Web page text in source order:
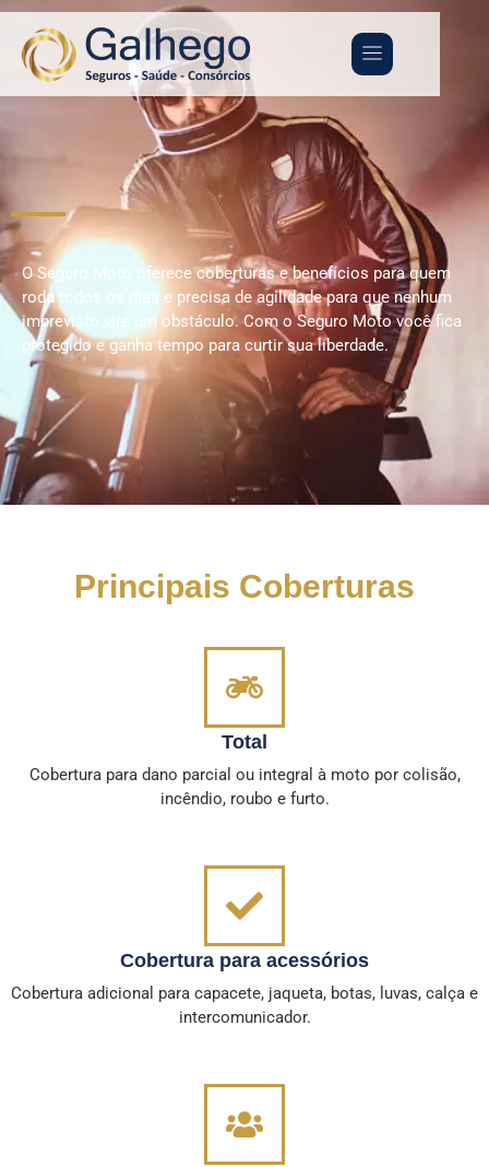
O Seguro Moto oferece coberturas e benefícios para quem
roda todos os dias e precisa de agilidade para que nenhum
imprevisto vire um obstáculo. Com o Seguro Moto você fica
protegido e ganha tempo para curtir sua liberdade.
Principais Coberturas
Total
Cobertura para dano parcial ou integral à moto por colisão,
incêndio, roubo e furto.
Cobertura para acessórios
Cobertura adicional para capacete, jaqueta, botas, luvas, calça e
intercomunicador.